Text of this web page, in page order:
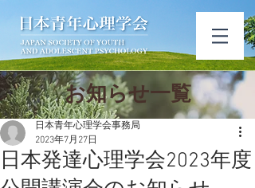
​お知ら​せ一覧
日本発達心理学会2023年度
日本青年心理学会事務局
2023年7月27日